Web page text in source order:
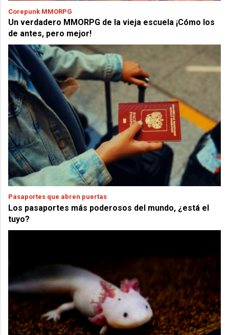
Corepunk MMORPG
Un verdadero MMORPG de la vieja escuela ¡Cómo los
de antes, pero mejor!
Pasaportes que abren puertas
Los pasaportes más poderosos del mundo, ¿está el
tuyo?